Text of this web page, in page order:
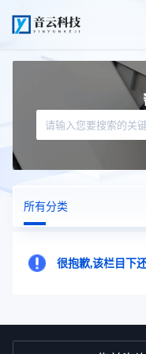
所有分类
很抱歉,该栏目下